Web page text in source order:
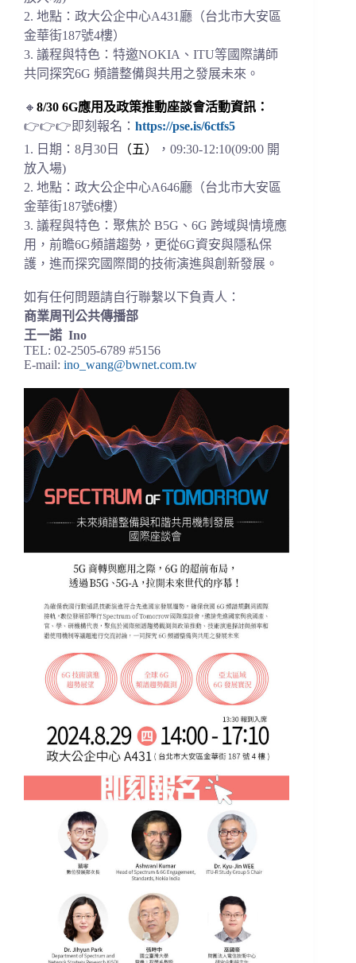
2. 地點：政大公企中心A431廳（台北市大安區
金華街187號4樓）
3. 議程與特色：特邀NOKIA、ITU等國際講師
共同探究6G 頻譜整備與共用之發展未來。
🔸 8/30 6G應用及政策推動座談會活動資訊：
👉👉👉即刻報名： https://pse.is/6ctfs5
1. 日期：8月30日
（五）
，09:30-12:10(09:00 開
放入場)
2. 地點：政大公企中心A646廳（台北市大安區
金華街187號6樓）
3. 議程與特色：聚焦於 B5G、6G 跨域與情境應
用，前瞻6G頻譜趨勢，更從6G資安與隱私保
護，進而探究國際間的技術演進與創新發展。
如有任何問題請自行聯繫以下負責人：
商業周刊公共傳播部
王一諾 Ino
TEL: 02-2505-6789 #5156
E-mail: ino_wang@bwnet.com.tw